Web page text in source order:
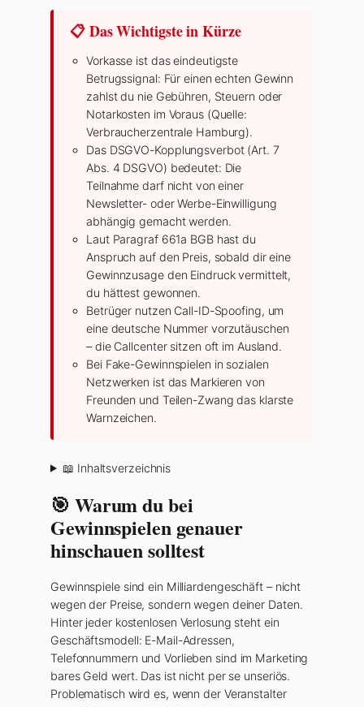
📋 Das Wichtigste in Kürze
Vorkasse ist das eindeutigste
Betrugssignal: Für einen echten Gewinn
zahlst du nie Gebühren, Steuern oder
Notarkosten im Voraus (Quelle:
Verbraucherzentrale Hamburg).
Das DSGVO-Kopplungsverbot (Art. 7
Abs. 4 DSGVO) bedeutet: Die
Teilnahme darf nicht von einer
Newsletter- oder Werbe-Einwilligung
abhängig gemacht werden.
Laut Paragraf 661a BGB hast du
Anspruch auf den Preis, sobald dir eine
Gewinnzusage den Eindruck vermittelt,
du hättest gewonnen.
Betrüger nutzen Call-ID-Spoofing, um
eine deutsche Nummer vorzutäuschen
– die Callcenter sitzen oft im Ausland.
Bei Fake-Gewinnspielen in sozialen
Netzwerken ist das Markieren von
Freunden und Teilen-Zwang das klarste
Warnzeichen.
📖 Inhaltsverzeichnis
🎯 Warum du bei
Gewinnspielen genauer
hinschauen solltest
Gewinnspiele sind ein Milliardengeschäft – nicht
wegen der Preise, sondern wegen deiner Daten.
Hinter jeder kostenlosen Verlosung steht ein
Geschäftsmodell: E-Mail-Adressen,
Telefonnummern und Vorlieben sind im Marketing
bares Geld wert. Das ist nicht per se unseriös.
Problematisch wird es, wenn der Veranstalter